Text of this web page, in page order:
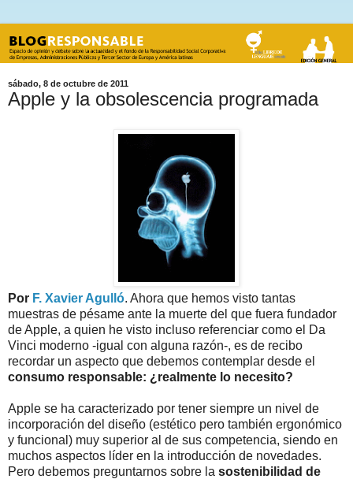
sábado, 8 de octubre de 2011
Apple y la obsolescencia programada
Por F. Xavier Agulló. Ahora que hemos visto tantas
muestras de pésame ante la muerte del que fuera fundador
de Apple, a quien he visto incluso referenciar como el Da
Vinci moderno -igual con alguna razón-, es de recibo
recordar un aspecto que debemos contemplar desde el
consumo responsable: ¿realmente lo necesito?
Apple se ha caracterizado por tener siempre un nivel de
incorporación del diseño (estético pero también ergonómico
y funcional) muy superior al de sus competencia, siendo en
muchos aspectos líder en la introducción de novedades.
Pero debemos preguntarnos sobre la sostenibilidad de